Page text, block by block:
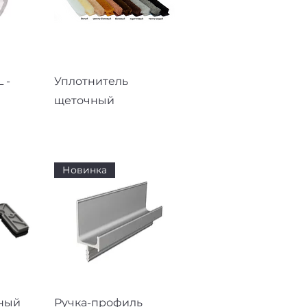
- Быстрый просмотр
Уплотнитель
щеточный
Быстрый просмотр
Новинка
Ручка-профиль